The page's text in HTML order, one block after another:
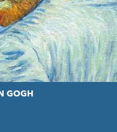
GOGH